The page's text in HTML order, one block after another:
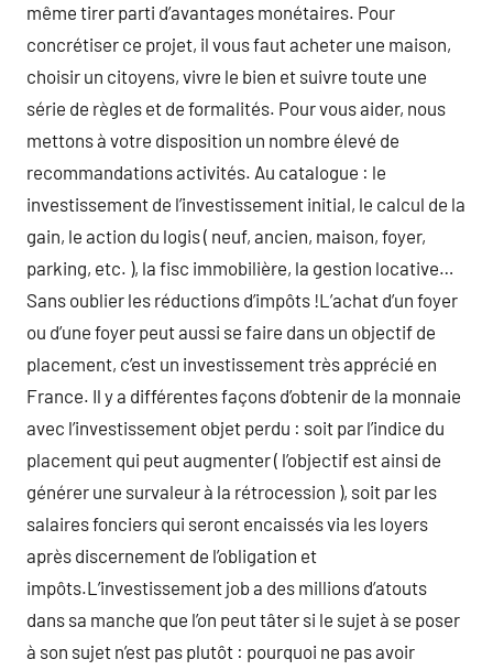
même tirer parti d’avantages monétaires. Pour
concrétiser ce projet, il vous faut acheter une maison,
choisir un citoyens, vivre le bien et suivre toute une
série de règles et de formalités. Pour vous aider, nous
mettons à votre disposition un nombre élevé de
recommandations activités. Au catalogue : le
investissement de l’investissement initial, le calcul de la
gain, le action du logis ( neuf, ancien, maison, foyer,
parking, etc. ), la fisc immobilière, la gestion locative…
Sans oublier les réductions d’impôts !L’achat d’un foyer
ou d’une foyer peut aussi se faire dans un objectif de
placement, c’est un investissement très apprécié en
France. Il y a différentes façons d’obtenir de la monnaie
avec l’investissement objet perdu : soit par l’indice du
placement qui peut augmenter ( l’objectif est ainsi de
générer une survaleur à la rétrocession ), soit par les
salaires fonciers qui seront encaissés via les loyers
après discernement de l’obligation et
impôts.L’investissement job a des millions d’atouts
dans sa manche que l’on peut tâter si le sujet à se poser
à son sujet n’est pas plutôt : pourquoi ne pas avoir